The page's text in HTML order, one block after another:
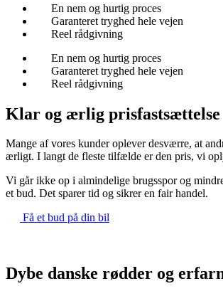
En nem og hurtig proces​
Garanteret tryghed hele vejen​
Reel rådgivning ​
En nem og hurtig proces​
Garanteret tryghed hele vejen​
Reel rådgivning ​
Klar og ærlig prisfastsættelse
Mange af vores kunder oplever desværre, at
ærligt. I langt de fleste tilfælde er den pris, vi
Vi går ikke op i almindelige brugsspor og
et bud. Det sparer tid og sikrer en fair handel.
Få et bud på din bil
Dybe danske rødder og